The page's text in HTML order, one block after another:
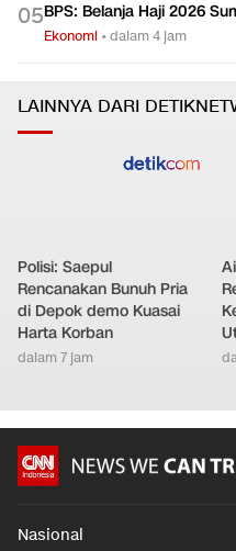
05BPS: Belanja Haji 2026
Ekonomi •dalam 4 jam
LAINNYA DARI
Polisi: Saepul
Rencanakan Bunuh Pria
di Depok demo Kuasai
Harta Korban
dalam 7 jam
Nasional